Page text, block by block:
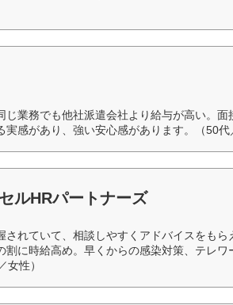
じ業務でも他社派遣会社より給与が高い。
感があり、強い安心感があります。（50代
ルHRパートナーズ
されていて、相談しやすくアドバイスをもら
割に時給高め。早くからの感染対策、テレ
女性）